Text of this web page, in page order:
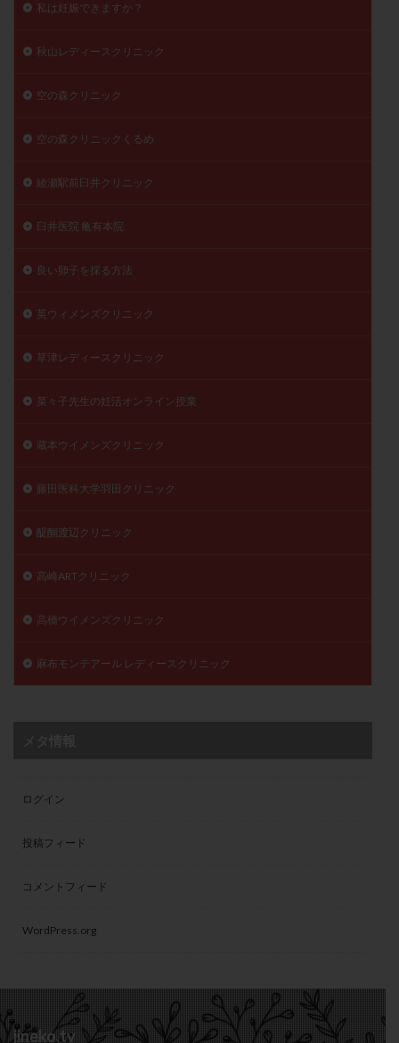
私は妊娠できますか？
秋山レディースクリニック
空の森クリニック
空の森クリニックくるめ
綾瀬駅前臼井クリニック
臼井医院 亀有本院
良い卵子を採る方法
英ウィメンズクリニック
草津レディースクリニック
菜々子先生の妊活オンライン授業
蔵本ウイメンズクリニック
藤田医科大学羽田クリニック
醍醐渡辺クリニック
高崎ARTクリニック
高橋ウイメンズクリニック
麻布モンテアール レディースクリニック
ログイン
投稿フィード
コメントフィード
WordPress.org
jineko.tv